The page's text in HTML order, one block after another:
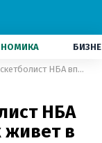
Украинский баскетболист НБА впервые показал, как живет в Америке: видео
НБА
живет в